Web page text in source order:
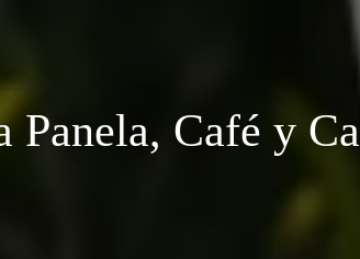
Café y